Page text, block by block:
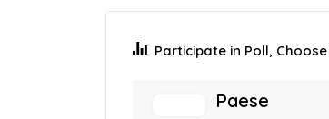
Participate in Poll, Choose
Paese